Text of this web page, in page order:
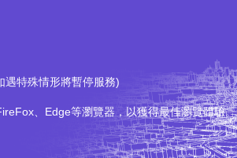
情形將暫停服務)
、Edge等瀏覽器，以獲得最佳瀏覽體驗。